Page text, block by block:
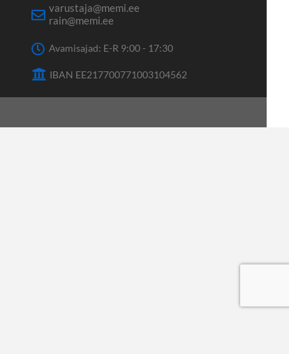
varustaja@memi.ee
rain@memi.ee
Avamisajad: E-R 9:00 - 17:30
IBAN EE217700771003104562